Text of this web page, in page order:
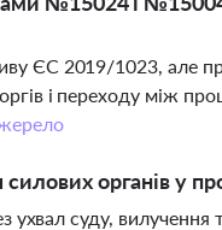
ЄС 2019/1023, але
і переходу між
органів у
ухвал суду,